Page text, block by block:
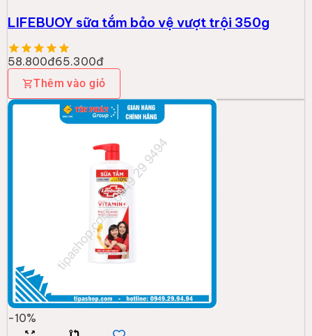
LIFEBUOY sữa tắm bảo vệ vượt trội 350g
58.800đ65.300đ
Thêm vào giỏ
-10%